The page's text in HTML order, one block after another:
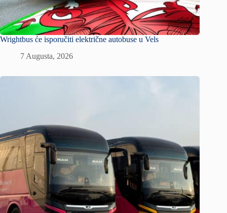
Wrightbus će isporučiti električne autobuse u Vels
7 Augusta, 2026